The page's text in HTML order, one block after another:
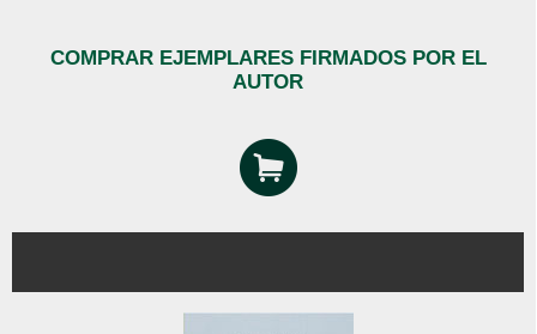
COMPRAR EJEMPLARES FIRMADOS POR EL
AUTOR